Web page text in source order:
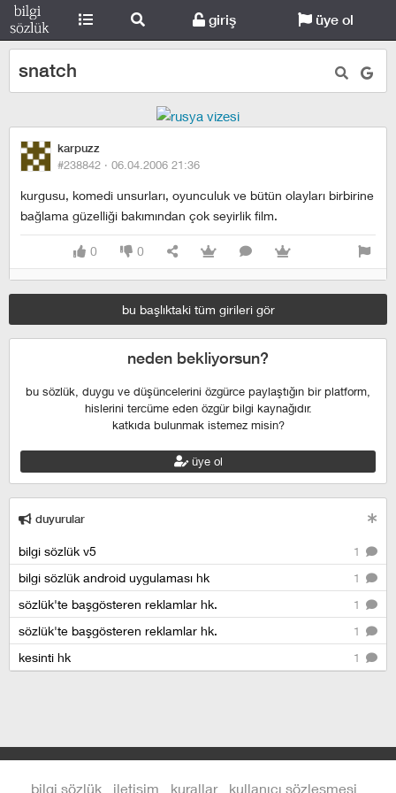
giriş üye ol
snatch
karpuzz
#238842 · 06.04.2006 21:36
kurgusu, komedi unsurları, oyunculuk ve bütün olayları birbirine
bağlama güzelliği bakımından çok seyirlik film.
0 0
bu başlıktaki tüm girileri gör
neden bekliyorsun?
bu sözlük, duygu ve düşüncelerini özgürce paylaştığın bir platform,
hislerini tercüme eden özgür bilgi kaynağıdır.
katkıda bulunmak istemez misin?
üye ol
duyurular
1
bilgi sözlük v5
1
bilgi sözlük android uygulaması hk
1
sözlük'te başgösteren reklamlar hk.
1
sözlük'te başgösteren reklamlar hk.
1
kesinti hk
bilgi sözlük iletişim kurallar kullanıcı sözleşmesi